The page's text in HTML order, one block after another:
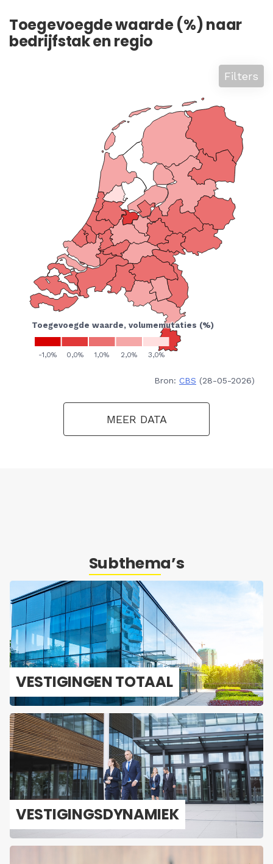
Toegevoegde waarde (%) naar
bedrijfstak en regio
Filters
Bron: CBS (28-05-2026)
MEER DATA
Subthema’s
VES­TI­GIN­GEN TO­TAAL
VES­TI­GINGS­DY­NA­MIEK